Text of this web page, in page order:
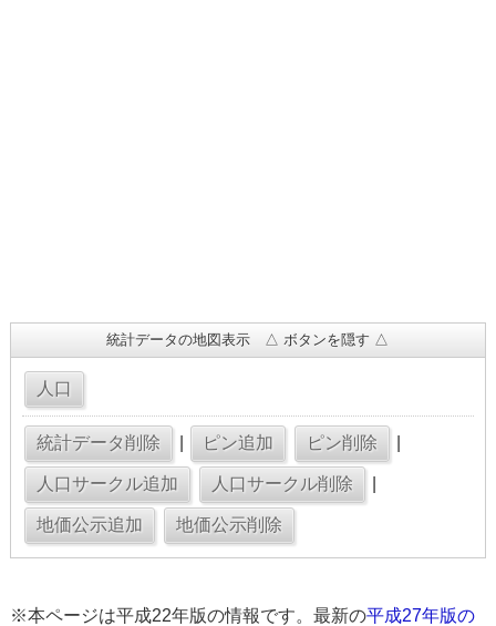
統計データの地図表示 △ ボタンを隠す △
※本ページは平成22年版の情報です。最新の平成27年版の